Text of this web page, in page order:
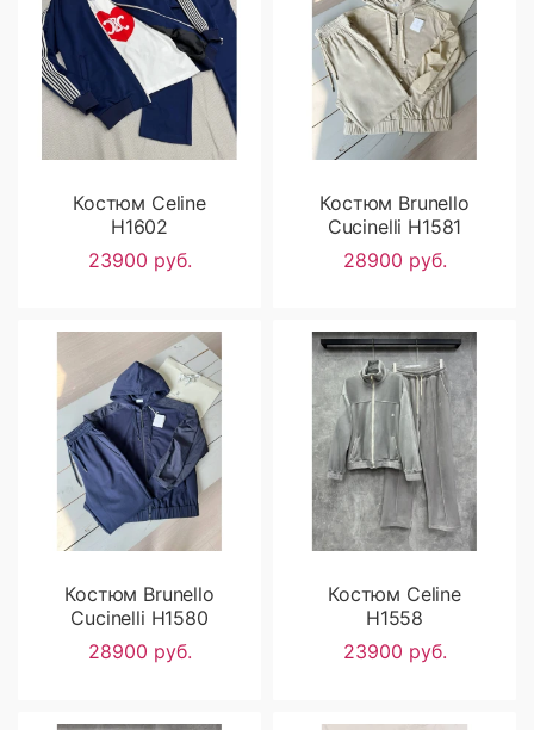
Костюм Celine
H1602
23900 руб.
Костюм Brunello
Cucinelli H1581
28900 руб.
Костюм Brunello
Cucinelli H1580
28900 руб.
Костюм Celine
H1558
23900 руб.